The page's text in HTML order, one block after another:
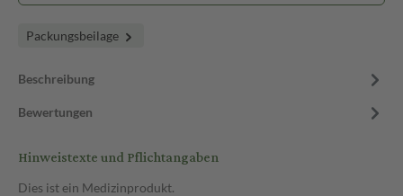
Packungsbeilage
Beschreibung
Bewertungen
Hinweistexte und Pflichtangaben
Dies ist ein Medizinprodukt.